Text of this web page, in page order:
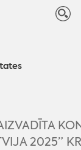
2025”